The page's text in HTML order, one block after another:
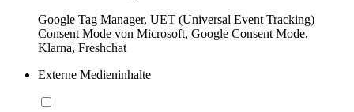
Google Tag Manager, UET (Universal Event Tracking)
Consent Mode von Microsoft, Google Consent Mode,
Klarna, Freshchat
Externe Medieninhalte